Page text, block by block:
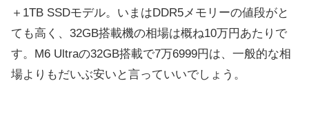
＋1TB SSDモデル。いまはDDR5メモリーの値段がと
ても高く、32GB搭載機の相場は概ね10万円あたりで
す。M6 Ultraの32GB搭載で7万6999円は、一般的な相
場よりもだいぶ安いと言っていいでしょう。